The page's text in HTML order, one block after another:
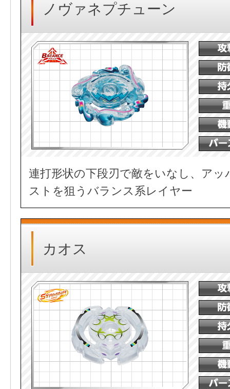
ノヴァネプチューン
連打形状の下段刃で敵をいなし、アッ
ストを狙うバランス系レイヤー
カオス